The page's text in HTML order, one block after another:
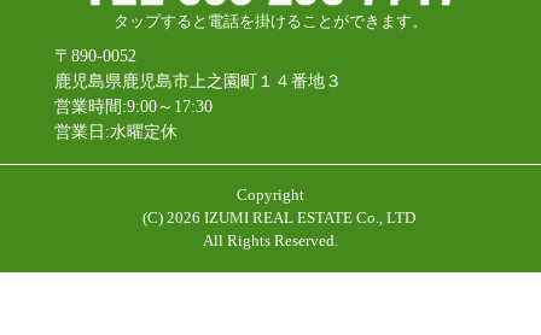
タップすると電話を掛けることができます。
〒890-0052
鹿児島県鹿児島市上之園町１４番地３
営業時間:9:00～17:30
営業日:水曜定休
Copyright
(C) 2026 IZUMI REAL ESTATE Co., LTD
All Rights Reserved.